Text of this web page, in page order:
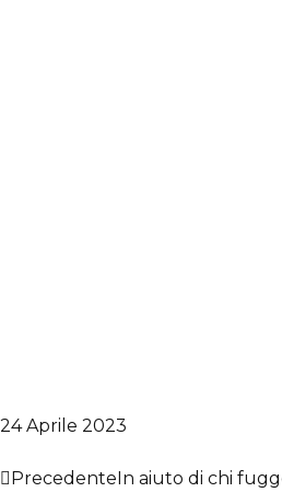
24 Aprile 2023
PrecedenteIn aiuto di chi